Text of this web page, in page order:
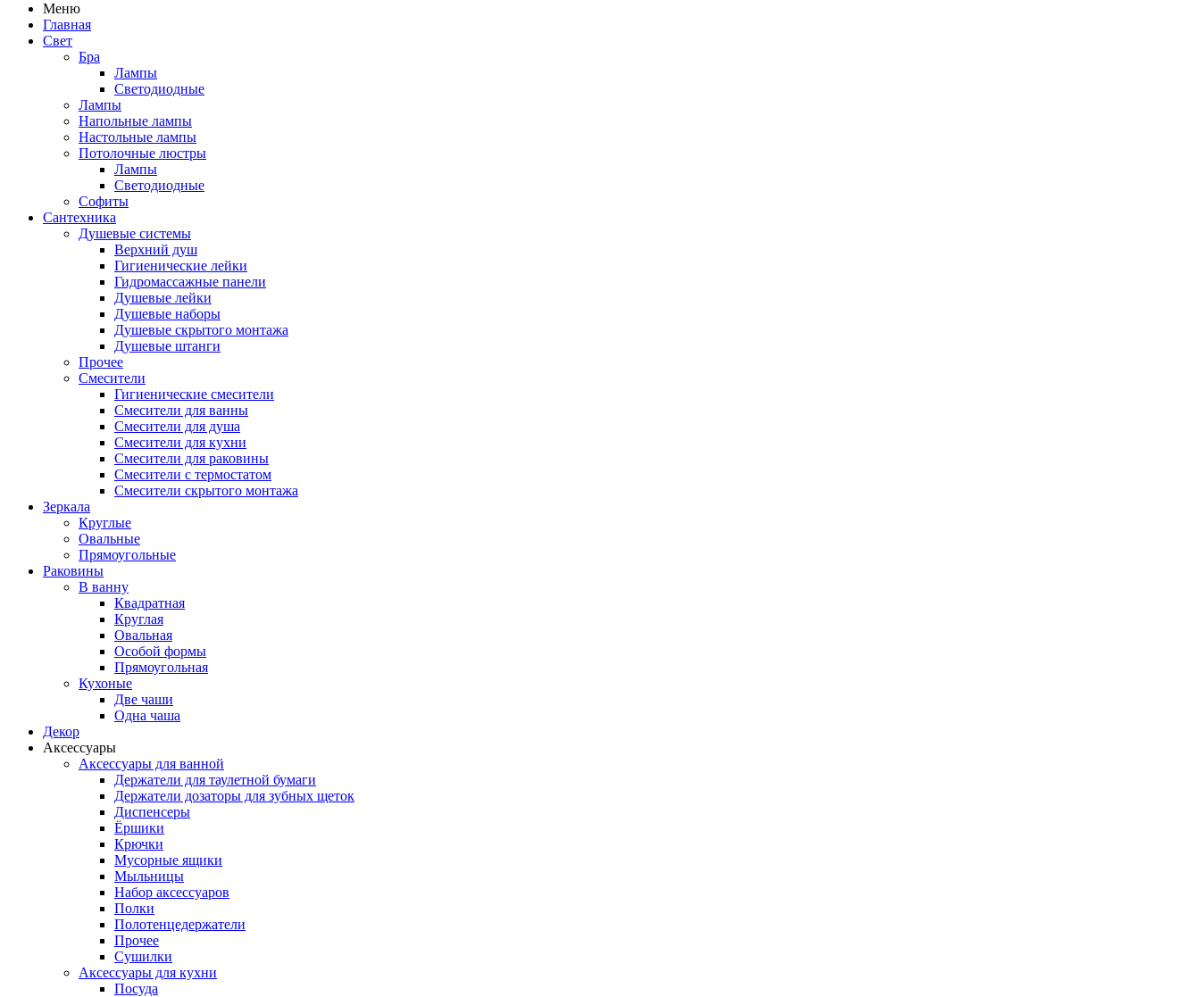
Меню
Главная
Свет
Бра
Лампы
Светодиодные
Лампы
Напольные лампы
Настольные лампы
Потолочные люстры
Лампы
Светодиодные
Софиты
Сантехника
Душевые системы
Верхний душ
Гигиенические лейки
Гидромассажные панели
Душевые лейки
Душевые наборы
Душевые скрытого монтажа
Душевые штанги
Прочее
Смесители
Гигиенические смесители
Смесители для ванны
Смесители для душа
Смесители для кухни
Смесители для раковины
Смесители с термостатом
Смесители скрытого монтажа
Зеркала
Круглые
Овальные
Прямоугольные
Раковины
В ванну
Квадратная
Круглая
Овальная
Особой формы
Прямоугольная
Кухоные
Две чаши
Одна чаша
Декор
Аксессуары
Аксессуары для ванной
Держатели для таулетной бумаги
Держатели дозаторы для зубных щеток
Диспенсеры
Ёршики
Крючки
Мусорные ящики
Мыльницы
Набор аксессуаров
Полки
Полотенцедержатели
Прочее
Сушилки
Аксессуары для кухни
Посуда